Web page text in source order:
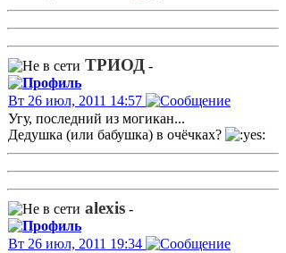
ТРИОД -
Вт 26 июл, 2011 14:57
Угу, последний из могикан...
Дедушка (или бабушка) в очёчках?
alexis -
Вт 26 июл, 2011 19:34